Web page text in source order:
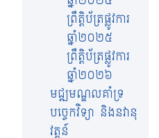
ព្រឹត្តិប័ត្រផ្លូវការ
ឆ្នាំ២០២៥
ព្រឹត្តិប័ត្រផ្លូវការ
ឆ្នាំ២០២៦
មជ្ឍមណ្ឌលគាំទ្រ
បច្ចេកវិទ្យា និងនវានុ
វត្តន៍